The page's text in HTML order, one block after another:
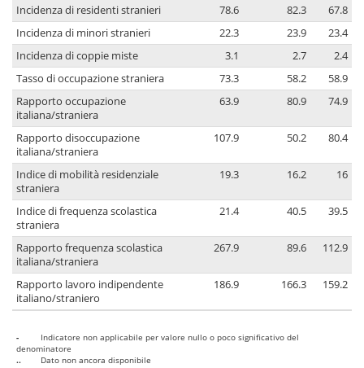
Incidenza di residenti stranieri 78.6 82.3
67.8
Incidenza di minori stranieri
22.3 23.9
23.4
Incidenza di coppie miste
3.1 2.7
2.4
Tasso di occupazione straniera
73.3 58.2
58.9
Rapporto occupazione
italiana/straniera
63.9 80.9 74.9
Rapporto disoccupazione
italiana/straniera
107.9 50.2 80.4
Indice di mobilità residenziale
straniera
19.3 16.2 16
Indice di frequenza scolastica
straniera
21.4 40.5 39.5
Rapporto frequenza scolastica
italiana/straniera
267.9 89.6 112.9
Rapporto lavoro indipendente
italiano/straniero
186.9 166.3 159.2
-
Indicatore non applicabile per valore nullo o poco significativo del
denominatore
..
Dato non ancora disponibile